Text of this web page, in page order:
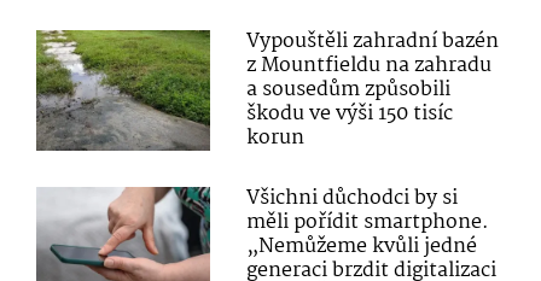
Vypouštěli zahradní bazén
z Mountfieldu na zahradu
a sousedům způsobili
škodu ve výši 150 tisíc
korun
Všichni důchodci by si
měli pořídit smartphone.
„Nemůžeme kvůli jedné
generaci brzdit digitalizaci